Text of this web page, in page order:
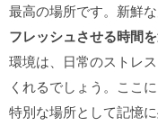
最高の場所です。新鮮
フレッシュさせる時間
環境は、日常のストレ
くれるでしょう。ここ
特別な場所として記憶